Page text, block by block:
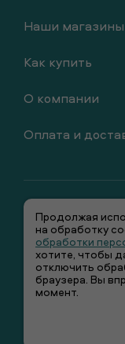
Наши магазины
Как купить
О компании
Оплата и
+7 (495) 66-
Продолжая
на обработку
обработки
хотите, чтобы
отключить
браузера. Вы
момент.